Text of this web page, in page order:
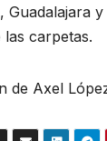
Guadalajara
las carpetas.
de Axel